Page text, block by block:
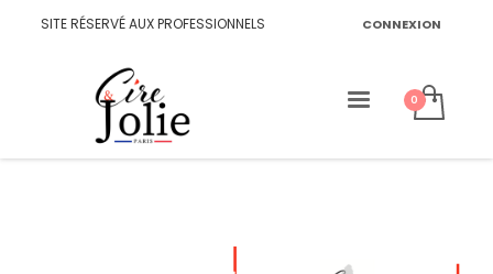
SITE RÉSERVÉ AUX PROFESSIONNELS CONNEXION